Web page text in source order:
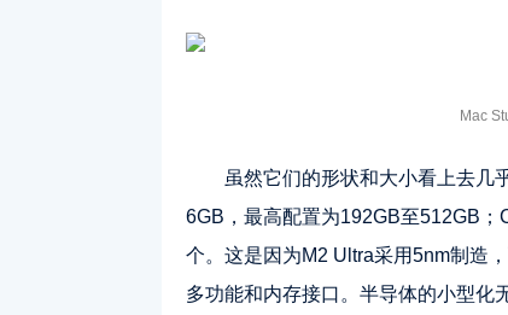
Mac
虽然它们的形状和大小看上去几
6GB，最高配置为192GB至512GB
个。这是因为M2 Ultra采用5nm制造
多功能和内存接口。半导体的小型化